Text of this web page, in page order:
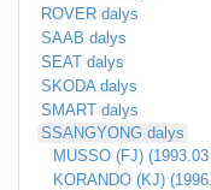
ROVER dalys
SAAB dalys
SEAT dalys
SKODA dalys
SMART dalys
SSANGYONG dalys
MUSSO (FJ)
KORANDO (KJ)